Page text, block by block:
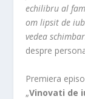
echilibru al
om lipsit de
vedea
despre
Premiera
„Vinovati de